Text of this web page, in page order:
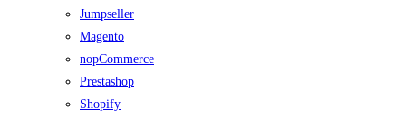
Jumpseller
Magento
nopCommerce
Prestashop
Shopify